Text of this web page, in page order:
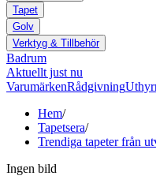
Tapet
Golv
Verktyg & Tillbehör
Badrum
Aktuellt just nu
VarumärkenRådgivning
Hem/
Tapetsera/
Trendiga tapeter från
Ingen bild